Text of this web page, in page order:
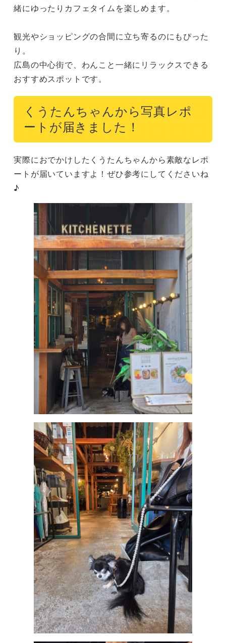
緒にゆったりカフェタイムを楽しめます。
観光やショッピングの合間に立ち寄るのにもぴった
り。
広島の中心街で、わんこと一緒にリラックスできる
おすすめスポットです。
くうたんちゃんから写真レポ
ートが届きました！
実際におでかけしたくうたんちゃんから素敵なレポ
ートが届いていますよ！ぜひ参考にしてくださいね
♪